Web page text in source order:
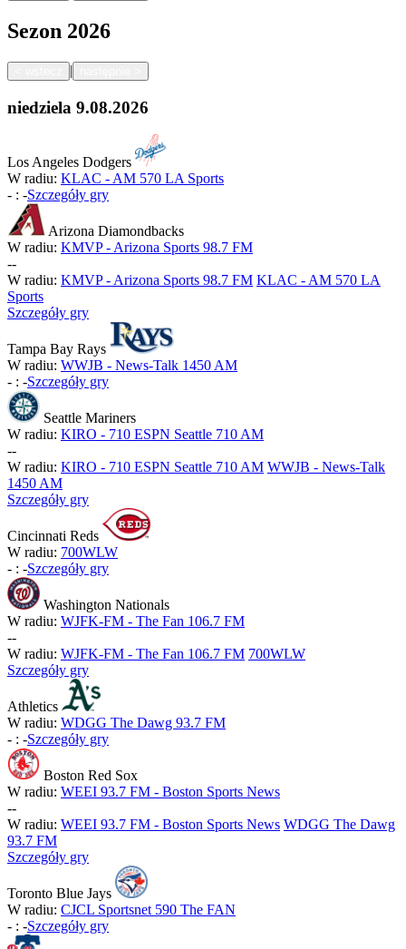
Sezon 2026
|
niedziela 9.08.2026
Los Angeles Dodgers
W radiu: KLAC - AM 570 LA Sports
- : -Szczegóły gry
Arizona Diamondbacks
W radiu: KMVP - Arizona Sports 98.7 FM
--
W radiu: KMVP - Arizona Sports 98.7 FM KLAC - AM 570 LA
Sports
Szczegóły gry
Tampa Bay Rays
W radiu: WWJB - News-Talk 1450 AM
- : -Szczegóły gry
Seattle Mariners
W radiu: KIRO - 710 ESPN Seattle 710 AM
--
W radiu: KIRO - 710 ESPN Seattle 710 AM WWJB - News-Talk
1450 AM
Szczegóły gry
Cincinnati Reds
W radiu: 700WLW
- : -Szczegóły gry
Washington Nationals
W radiu: WJFK-FM - The Fan 106.7 FM
--
W radiu: WJFK-FM - The Fan 106.7 FM 700WLW
Szczegóły gry
Athletics
W radiu: WDGG The Dawg 93.7 FM
- : -Szczegóły gry
Boston Red Sox
W radiu: WEEI 93.7 FM - Boston Sports News
--
W radiu: WEEI 93.7 FM - Boston Sports News WDGG The Dawg
93.7 FM
Szczegóły gry
Toronto Blue Jays
W radiu: CJCL Sportsnet 590 The FAN
- : -Szczegóły gry